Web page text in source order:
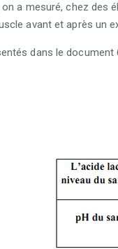
on a mesuré, chez des
avant et après un
dans le document